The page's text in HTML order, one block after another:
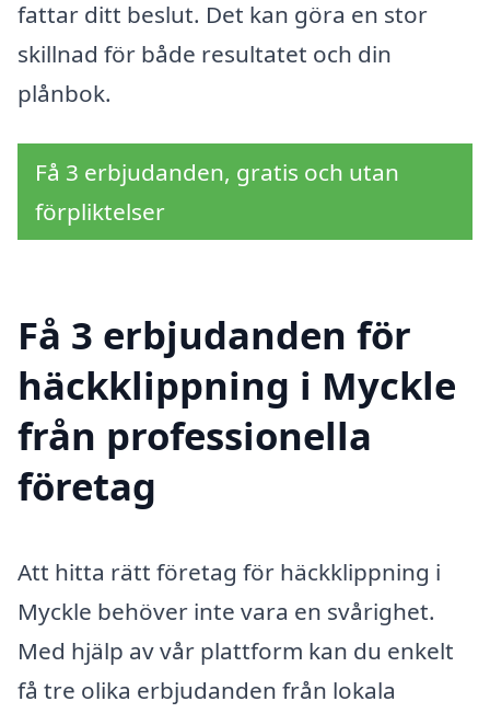
fattar ditt beslut. Det kan göra en stor
skillnad för både resultatet och din
plånbok.
Få 3 erbjudanden, gratis och utan
förpliktelser
Få 3 erbjudanden för
häckklippning i Myckle
från professionella
företag
Att hitta rätt företag för häckklippning i
Myckle behöver inte vara en svårighet.
Med hjälp av vår plattform kan du enkelt
få tre olika erbjudanden från lokala